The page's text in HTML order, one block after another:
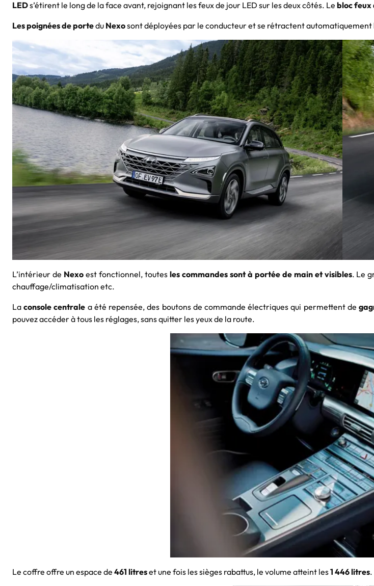
LEDs’étirent le long de la face avant, rejoignant les feux de jour LED sur les deux côtés. Le bloc feux
Les poignées de portedu Nexosont déployées par le conducteur et se rétractent
L’intérieur de Nexoest fonctionnel, toutes les commandes sont à portée de main et visibles. Le
chauffage/climatisation etc.
Laconsole centrale a été repensée, des boutons de commande électriques qui permettent de
pouvez accéder à tous les réglages, sans quitter les yeux de la route.
Le coffre offre un espace de 461 litreset une fois les sièges rabattus, le volume atteint les1 446 litres.